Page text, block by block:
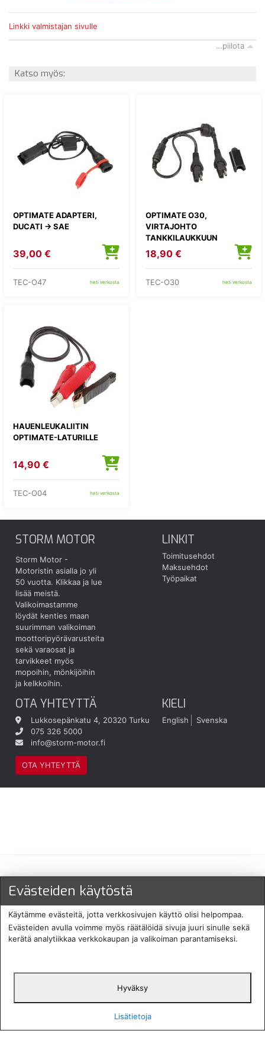
Linkki valmistajan sivulle
…piilota
Katso myös:
OPTIMATE ADAPTERI,
DUCATI -> SAE
39,00 €
TEC-O47 heti verkosta
OPTIMATE O30,
VIRTAJOHTO
TANKKILAUKKUUN
18,90 €
TEC-O30 heti verkosta
HAUENLEUKALIITIN
OPTIMATE-LATURILLE
14,90 €
TEC-O04 heti verkosta
STORM MOTOR
Storm Motor -
Motoristin asialla jo yli
50 vuotta. Klikkaa ja lue
lisää meistä.
Valikoimastamme
löydät kenties maan
suurimman valikoiman
moottoripyörävarusteita
sekä varaosat ja
tarvikkeet myös
mopoihin, mönkijöihin
ja kelkkoihin.
LINKIT
Toimitusehdot
Maksuehdot
Työpaikat
OTA YHTEYTTÄ
Lukkosepänkatu 4, 20320 Turku
075 326 5000
info@storm-motor.fi
OTA YHTEYTTÄ
KIELI
English Svenska
Maksu- ja toimitustavat
Protecomp
Copyright 2024. All rights
English
Evästeiden käytöstä
Käytämme evästeitä, jotta verkkosivujen käyttö olisi helpompaa.
Evästeiden avulla voimme myös räätälöidä sivuja juuri sinulle sekä
kerätä analytiikkaa verkkokaupan ja valikoiman parantamiseksi.
Hyväksy
Lisätietoja